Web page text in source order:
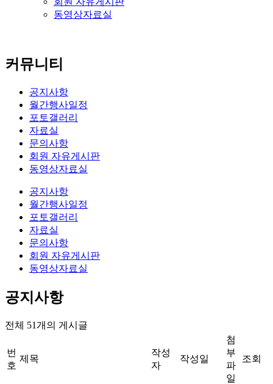
동영상자료실
커뮤니티
공지사항
월간행사일정
포토갤러리
자료실
문의사항
회원 자유게시판
동영상자료실
공지사항
월간행사일정
포토갤러리
자료실
문의사항
회원 자유게시판
동영상자료실
공지사항
전체 51개의 게시글
번
호
제목
작성
자
작성일
첨
부
파
일
조회